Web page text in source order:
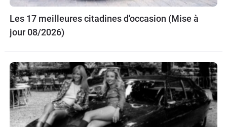
Les 17 meilleures citadines d'occasion (Mise à
jour 08/2026)